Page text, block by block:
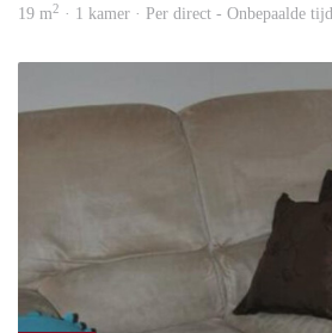
19 m2 · 1 kamer · Per direct - Onbepaalde tijd